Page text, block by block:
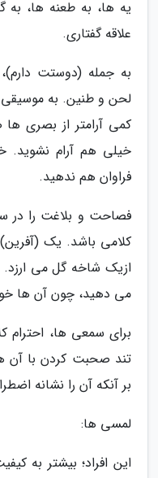
یه ها، به طعنه ها، به
علاقه گفتاری.
به جمله (دوستت دارم)،
لحن و طنین. به
کمی آرامتر از بصری
خیلی هم آرام نشوید.
فراوان هم ندهید.
فصاحت و بلاغت را در
کلامی باشد. یک
ازیک شاخه گل می ارزد.
می دهید، چون آن ها
برای سمعی ها، احترام
تند صحبت کردن با آن
بر آنکه آن را نشانه
لمسی ها:
این افراد؛ بیشتر به